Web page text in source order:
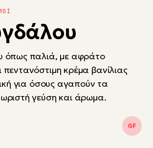
όπως παλιά, με αφράτο
κρέμα βανίλιας
για όσους αγαπούν τα
γεύση και άρωμα.
GF